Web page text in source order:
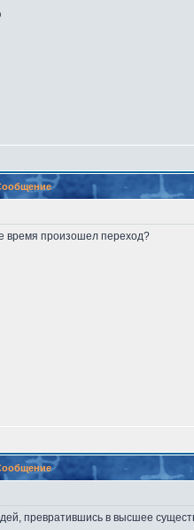
время произошел переход?
превратившись в высшее